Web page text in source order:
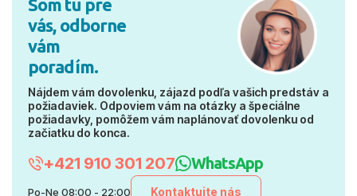
Som tu pre
vás, odborne
vám
poradím.
Nájdem vám dovolenku, zájazd podľa vašich predstáv a
požiadaviek. Odpoviem vám na otázky a špeciálne
požiadavky, pomôžem vám naplánovať dovolenku od
začiatku do konca.
+421 910 301 207 WhatsApp
Po-Ne 08:00 - 22:00 Kontaktujte nás